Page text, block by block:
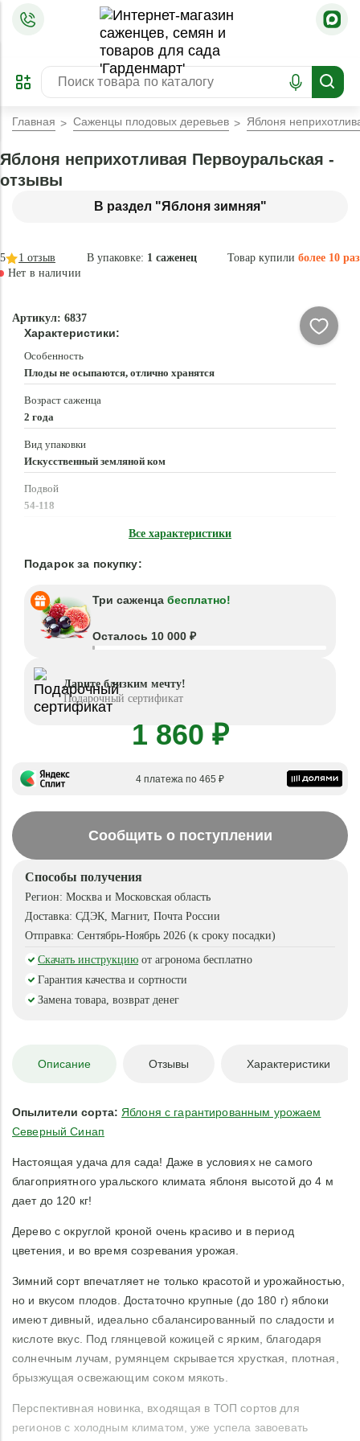
ПРЕДЗАКАЗ
ЗАБРОНИРОВАТЬ
ЛУЧШЕЕ
Главная Саженцы плодовых деревьев Яблоня
В раздел "Яблоня зимняя"
Яблоня неприхотливая Первоуральская -
отзывы
В упаковке: 1 саженец Товар купили более 10 раз
5 1 отзыв
Нет в наличии
Артикул: 6837
Характеристики:
Особенность
Плоды не осыпаются, отлично хранятся
Возраст саженца
2 года
Вид упаковки
Искусственный земляной ком
Подвой
54-118
Все характеристики
Подарок за покупку:
Три саженца бесплатно!
Осталось 10 000 ₽
Дарите близким мечту!
Подарочный сертификат
1 860 ₽
4 платежа по 465 ₽
Сообщить о поступлении
Способы получения
Регион: Москва и Московская область
Доставка: СДЭК, Магнит, Почта России
Отправка: Сентябрь-Ноябрь 2026 (к сроку посадки)
Скачать инструкцию от агронома бесплатно
Гарантия качества и сортности
Замена товара, возврат денег
Описание Отзывы Характеристики
Опылители сорта: Яблоня с гарантированным урожаем
Северный Синап
Настоящая удача для сада! Даже в условиях не самого
благоприятного уральского климата яблоня высотой до 4 м
дает до 120 кг!
Дерево с округлой кроной очень красиво и в период
цветения, и во время созревания урожая.
Зимний сорт впечатляет не только красотой и урожайностью,
но и вкусом плодов. Достаточно крупные (до 180 г) яблоки
имеют дивный, идеально сбалансированный по сладости и
кислоте вкус. Под глянцевой кожицей с ярким, благодаря
солнечным лучам, румянцем скрывается хрусткая, плотная,
брызжущая освежающим соком мякоть.
Перспективная новинка, входящая в ТОП сортов для
регионов с холодным климатом, уже успела завоевать